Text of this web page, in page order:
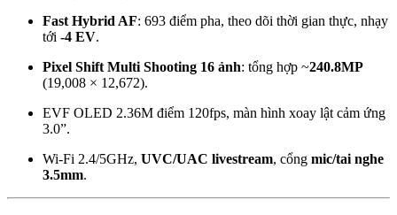
Fast Hybrid AF: 693 điểm pha, theo dõi thời gian thực, nhạy
tới -4 EV.
Pixel Shift Multi Shooting 16 ảnh: tổng hợp ~240.8MP
(19,008 × 12,672).
EVF OLED 2.36M điểm 120fps, màn hình xoay lật cảm ứng
3.0”.
Wi-Fi 2.4/5GHz, UVC/UAC livestream, cổng mic/tai nghe
3.5mm.